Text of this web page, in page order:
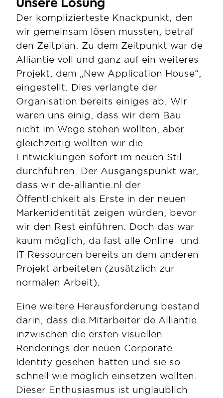
Der komplizierteste Knackpunkt, den
wir gemeinsam lösen mussten, betraf
den Zeitplan. Zu dem Zeitpunkt war de
Alliantie voll und ganz auf ein weiteres
Projekt, dem „New Application House“,
eingestellt. Dies verlangte der
Organisation bereits einiges ab. Wir
waren uns einig, dass wir dem Bau
nicht im Wege stehen wollten, aber
gleichzeitig wollten wir die
Entwicklungen sofort im neuen Stil
durchführen. Der Ausgangspunkt war,
dass wir de-alliantie.nl der
Öffentlichkeit als Erste in der neuen
Markenidentität zeigen würden, bevor
wir den Rest einführen. Doch das war
kaum möglich, da fast alle Online- und
IT-Ressourcen bereits an dem anderen
Projekt arbeiteten (zusätzlich zur
normalen Arbeit).
Eine weitere Herausforderung bestand
darin, dass die Mitarbeiter de Alliantie
inzwischen die ersten visuellen
Renderings der neuen Corporate
Identity gesehen hatten und sie so
schnell wie möglich einsetzen wollten.
Dieser Enthusiasmus ist unglaublich